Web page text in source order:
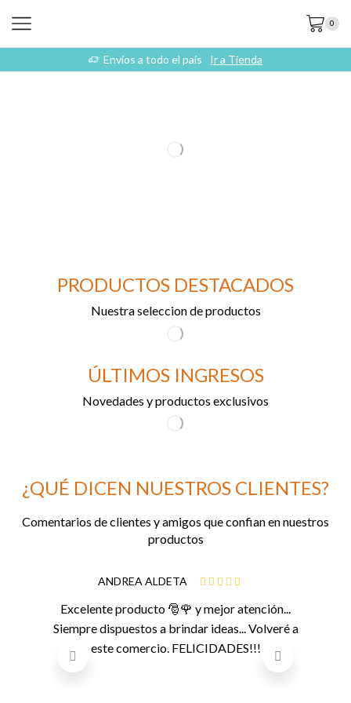
0
Envios a todo el país Ir a Tienda
PRODUCTOS DESTACADOS
Nuestra seleccion de productos
ÚLTIMOS INGRESOS
Novedades y productos exclusivos
¿QUÉ DICEN NUESTROS CLIENTES?
Comentarios de clientes y amigos que confian en nuestros
productos
ANDREA ALDETA
Excelente producto 🎅🌹 y mejor atención...
Siempre dispuestos a brindar ideas... Volveré a
este comercio. FELICIDADES!!!